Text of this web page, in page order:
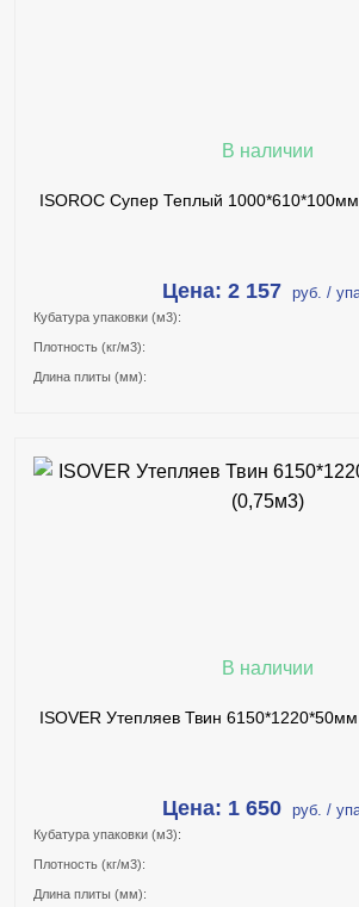
В наличии
ISOROC Супер Теплый
Цена: 2 157 руб. /
Кубатура упаковки (м3):
Плотность (кг/м3):
Длина плиты (мм):
В
В наличии
ISOVER Утепляев Твин
Цена: 1 650 руб. /
Кубатура упаковки (м3):
Плотность (кг/м3):
Длина плиты (мм):